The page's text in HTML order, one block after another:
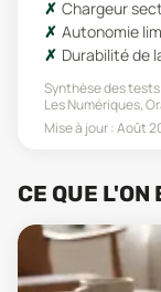
Chargeur
Autonomie
Durabilité de
Synthèse des
Les Numériques,
Mise à jour :Août
CE QUE L'ON